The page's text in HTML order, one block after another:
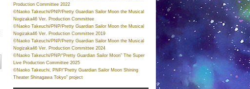
Production Committee 2022
©Naoko Takeuchi/PNP/Pretty Guardian Sailor Moon the Musical
Nogizaka46 Ver. Production Committee
©Naoko Takeuchi/PNP/Pretty Guardian Sailor Moon the Musical
Nogizaka46 Ver. Production Committee 2019
©Naoko Takeuchi/PNP/Pretty Guardian Sailor Moon the Musical
Nogizaka46 Ver. Production Committee 2024
©Naoko Takeuchi/PNP/“Pretty Guardian Sailor Moon” The Super
Live Production Committee 2025
©Naoko Takeuchi, PNP/“Pretty Guardian Sailor Moon Shining
Theater Shinagawa Tokyo” project